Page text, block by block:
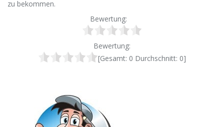
zu bekommen.
Bewertung:
Bewertung:
[Gesamt: 0 Durchschnitt: 0]